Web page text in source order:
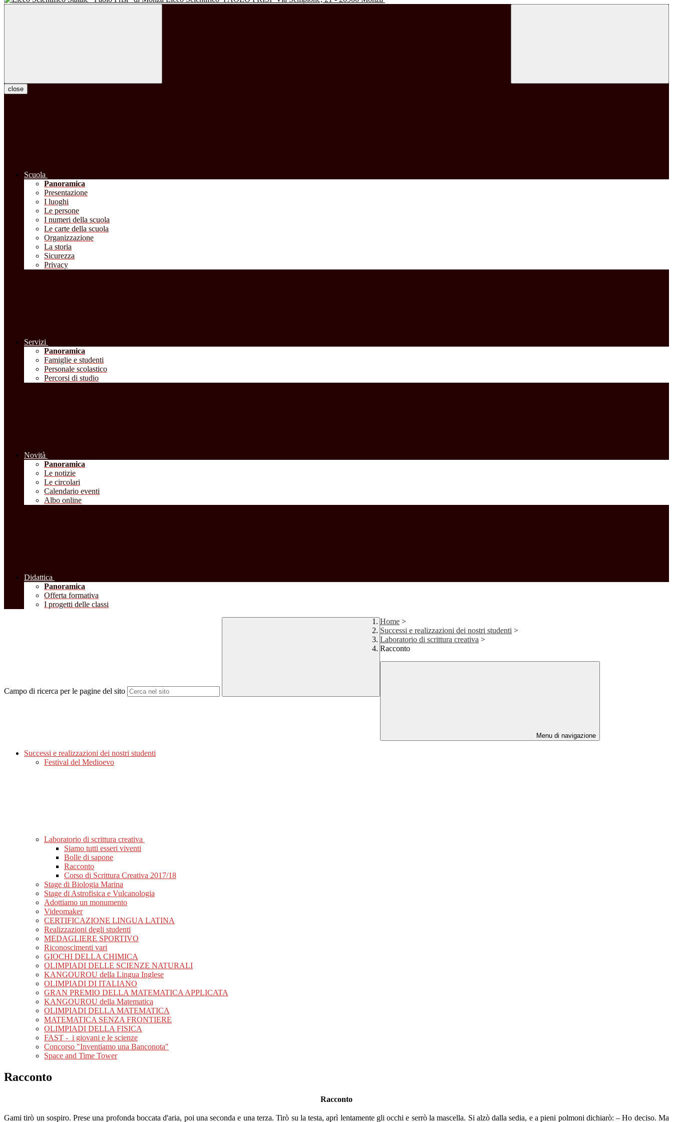
close
Scuola
Panoramica
Presentazione
I luoghi
Le persone
I numeri della scuola
Le carte della scuola
Organizzazione
La storia
Sicurezza
Privacy
Servizi
Panoramica
Famiglie e studenti
Personale scolastico
Percorsi di studio
Novità
Panoramica
Le notizie
Le circolari
Calendario eventi
Albo online
Didattica
Panoramica
Offerta formativa
I progetti delle classi
Campo di ricerca per le pagine del sito
Home >
Successi e realizzazioni dei nostri studenti >
Laboratorio di scrittura creativa >
Racconto
Menu di navigazione
Successi e realizzazioni dei nostri studenti
Festival del Medioevo
Laboratorio di scrittura creativa
Siamo tutti esseri viventi
Bolle di sapone
Racconto
Corso di Scrittura Creativa 2017/18
Stage di Biologia Marina
Stage di Astrofisica e Vulcanologia
Adottiamo un monumento
Videomaker
CERTIFICAZIONE LINGUA LATINA
Realizzazioni degli studenti
MEDAGLIERE SPORTIVO
Riconoscimenti vari
GIOCHI DELLA CHIMICA
OLIMPIADI DELLE SCIENZE NATURALI
KANGOUROU della Lingua Inglese
OLIMPIADI DI ITALIANO
GRAN PREMIO DELLA MATEMATICA APPLICATA
KANGOUROU della Matematica
OLIMPIADI DELLA MATEMATICA
MATEMATICA SENZA FRONTIERE
OLIMPIADI DELLA FISICA
FAST - i giovani e le scienze
Concorso "Inventiamo una Banconota"
Space and Time Tower
Racconto
Racconto
Gami tirò un sospiro. Prese una profonda boccata d'aria, poi una seconda e una terza. Tirò su la testa, aprì lentamente gli occhi e serrò la mascella. Si alzò dalla sedia, e a pieni polmoni dichiarò: – Ho deciso. Ma